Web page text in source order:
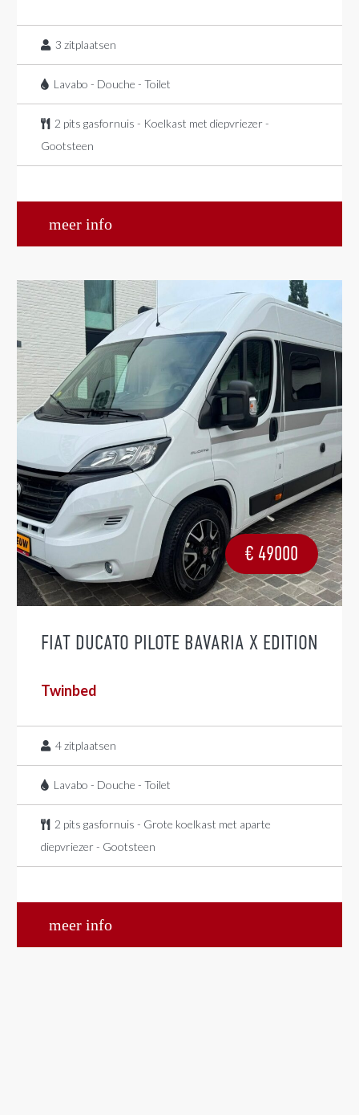
3 zitplaatsen
Lavabo - Douche - Toilet
2 pits gasfornuis - Koelkast met diepvriezer -
Gootsteen
meer info
€ 49000
FIAT DUCATO PILOTE BAVARIA X EDITION
Twinbed
4zitplaatsen
Lavabo - Douche - Toilet
2 pits gasfornuis - Grote koelkast met aparte
diepvriezer - Gootsteen
meer info